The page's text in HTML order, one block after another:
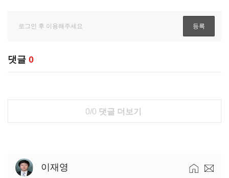
댓글 0
0/0 댓글 더보기
이재영